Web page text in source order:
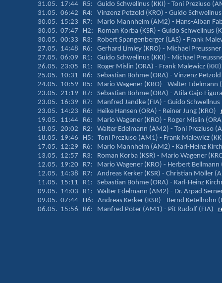
31.05. 17:44 R5: Guido Schwellnus (KKI) - Toni Preziuso
31.05. 06:42 R4: Vinzenz Petzold (KRO) - Guido
30.05. 15:23 R7: Mario Mannheim (AM2) - Hans-Alban
30.05. 07:47 H2: Roman Korba (KSR) - Guido Schwellnus
30.05. 00:33 R3: Robert Spangenberger (LAS) - Frank
27.05. 14:48 R6: Gerhard Limley (KRO) - Michael
27.05. 06:09 R1: Guido Schwellnus (KKI) - Michael
26.05. 23:05 R1: Roger Mislin (ORA) - Frank Malewicz
25.05. 10:31 R6: Sebastian Böhme (ORA) - Vinzenz
24.05. 10:59 R5: Mario Wagener (KRO) - Walter
23.05. 21:19 R7: Sebastian Böhme (ORA) - Atila Gajo
23.05. 16:39 R7: Manfred Jandke (FIA) - Guido
23.05. 14:23 R6: Heike Hansen (ORA) - Reiner Jung (KRO)
19.05. 11:44 R6: Mario Wagener (KRO) - Roger Mislin
18.05. 20:02 R2: Walter Edelmann (AM2) - Toni Preziuso
18.05. 19:46 H5: Toni Preziuso (AM1) - Frank Malewicz
17.05. 12:29 R6: Mario Mannheim (AM2) - Karl-Heinz
13.05. 12:57 R3: Roman Korba (KSR) - Mario Wagener
12.05. 19:20 R7: Mario Wagener (KRO) - Herbert
12.05. 14:38 R7: Andreas Kerker (KSR) - Christian Möller
11.05. 15:11 R1: Sebastian Böhme (ORA) - Karl-Heinz
09.05. 14:03 R1: Walter Edelmann (AM2) - Dr. Arpad
09.05. 07:44 H6: Andreas Kerker (KSR) - Bernd Ketelhöhn
06.05. 15:56 R6: Manfred Pöter (AM1) - Pit Rudolf (FIA)